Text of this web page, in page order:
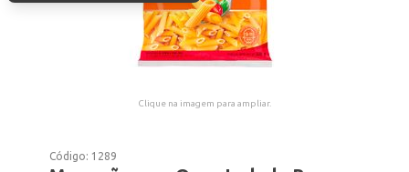
Clique na imagem para ampliar.
Código: 1289